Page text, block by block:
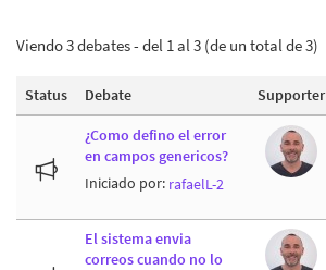
Viendo 3 debates - del 1 al 3 (de un total de 3)
Status Debate Supporter
¿Como defino el error
en campos genericos?
Iniciado por: rafaelL-2
El sistema envia
correos cuando no lo